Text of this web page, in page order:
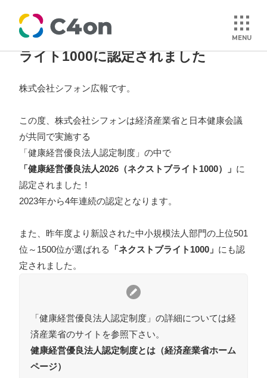
MENU
トップページ
理念
会社情報
事業紹介
文化
採用情報
お知らせ
健康経営優良法人2026 ネクストブ
ライト1000に認定されました
株式会社シフォン広報です。
この度、株式会社シフォンは経済産業省と日本健康会議
が共同で実施する
「健康経営優良法人認定制度」の中で
「健康経営優良法人2026（ネクストブライト1000）」 に
認定されました！
2023年から4年連続の認定となります。
また、昨年度より新設された中小規模法人部門の上位501
位～1500位が選ばれる
「ネクストブライト1000」 にも認
定されました。
「健康経営優良法人認定制度」の詳細については経
済産業省のサイトを参照下さい。
健康経営優良法人認定制度とは（経済産業省ホーム
ページ）